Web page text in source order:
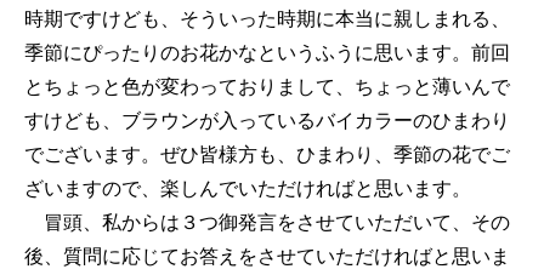
時期ですけども、そういった時期に本当に親しまれる、
季節にぴったりのお花かなというふうに思います。前回
とちょっと色が変わっておりまして、ちょっと薄いんで
すけども、ブラウンが入っているバイカラーのひまわり
でございます。ぜひ皆様方も、ひまわり、季節の花でご
ざいますので、楽しんでいただければと思います。
冒頭、私からは３つ御発言をさせていただいて、その
後、質問に応じてお答えをさせていただければと思いま